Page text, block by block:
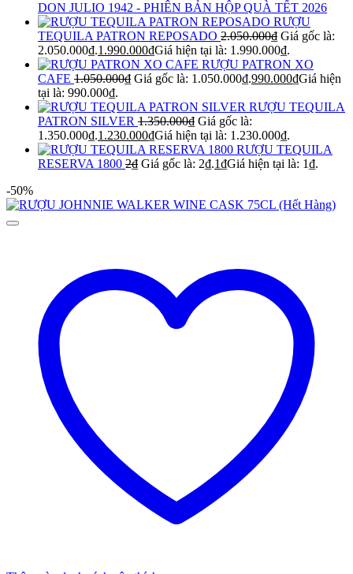
DON JULIO 1942 - PHIÊN BẢN HỘP QUÀ TẾT 2026
RƯỢU
TEQUILA PATRON REPOSADO 2.050.000₫ Giá gốc là:
2.050.000₫.1.990.000₫Giá hiện tại là: 1.990.000₫.
RƯỢU PATRON XO
CAFE 1.050.000₫ Giá gốc là: 1.050.000₫.990.000₫Giá hiện
tại là: 990.000₫.
RƯỢU TEQUILA
PATRON SILVER 1.350.000₫ Giá gốc là:
1.350.000₫.1.230.000₫Giá hiện tại là: 1.230.000₫.
RƯỢU TEQUILA
RESERVA 1800 2₫ Giá gốc là: 2₫.1₫Giá hiện tại là: 1₫.
-50%